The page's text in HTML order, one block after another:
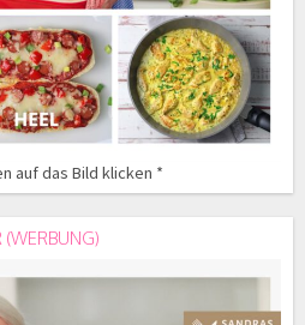
auf das Bild klicken *
(WERBUNG)